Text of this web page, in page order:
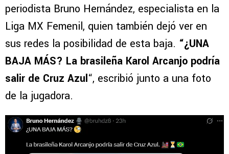
periodista Bruno Hernández, especialista en la
Liga MX Femenil, quien también dejó ver en
sus redes la posibilidad de esta baja. “¿UNA
BAJA MÁS? La brasileña Karol Arcanjo podría
salir de Cruz Azul“, escribió junto a una foto
de la jugadora.